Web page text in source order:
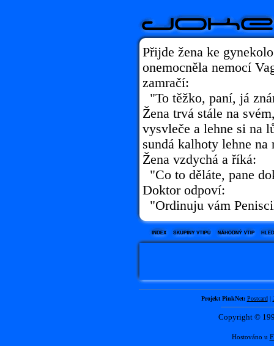
Přijde žena ke
onemocněla nemocí
zamračí:
"To těžko, paní, já
Žena trvá stále na
vysvleče a lehne si na
sundá kalhoty lehne
Žena vzdychá a říká:
"Co to děláte, pane
Doktor odpoví:
"Ordinuju vám
Projekt PinkNet: Postcard|
Copyright ©
Hostováno u